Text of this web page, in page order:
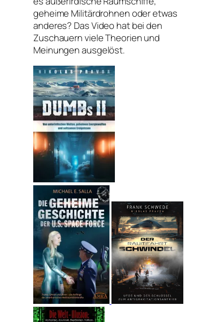
geheime Militärdrohnen oder etwas
anderes? Das Video hat bei den
Zuschauern viele Theorien und
Meinungen ausgelöst.